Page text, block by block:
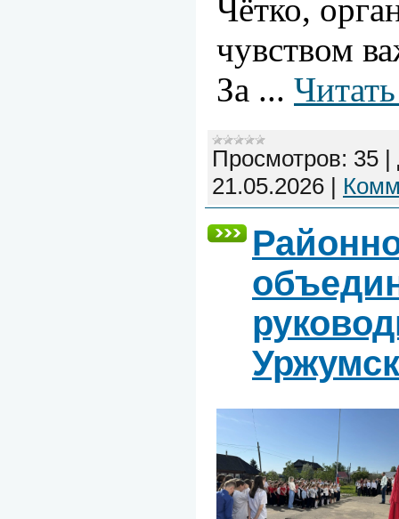
Чётко,
чувством
За ...
Просмотров: 35 |
21.05.2026 |